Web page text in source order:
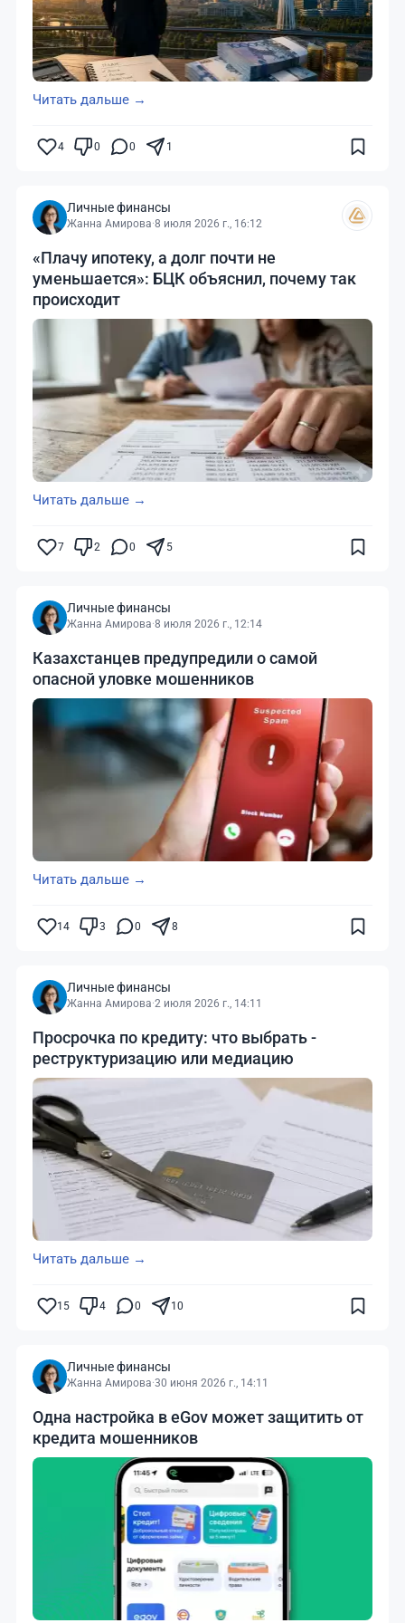
Читать дальше →
4 0 0 1
Личные финансы
Жанна Амирова·8 июля 2026 г., 16:12
«Плачу ипотеку, а долг почти не
уменьшается»: БЦК объяснил, почему так
происходит
Читать дальше →
7 2 0 5
Личные финансы
Жанна Амирова·8 июля 2026 г., 12:14
Казахстанцев предупредили о самой
опасной уловке мошенников
Читать дальше →
14 3 0 8
Личные финансы
Жанна Амирова·2 июля 2026 г., 14:11
Просрочка по кредиту: что выбрать -
реструктуризацию или медиацию
Читать дальше →
15 4 0 10
Личные финансы
Жанна Амирова·30 июня 2026 г., 14:11
Одна настройка в eGov может защитить от
кредита мошенников